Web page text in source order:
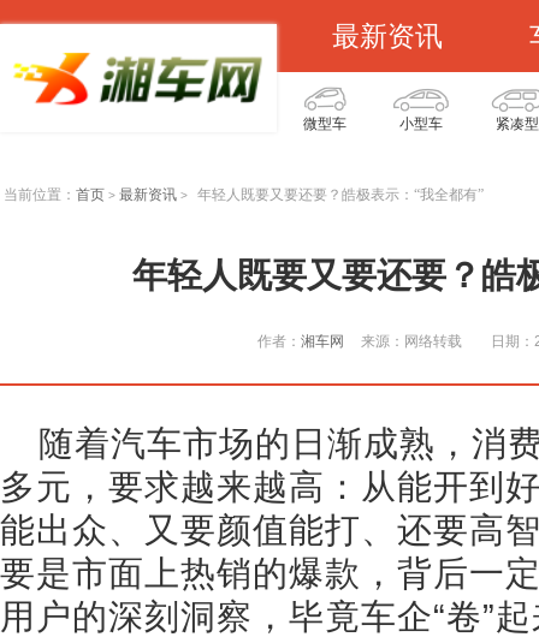
最新资讯
微型车 小型车 紧凑型
当前位置： 首页 > 最新资讯 > 年轻人既要又要还要？皓极表示：“我全都有”
年轻人既要又要还要？皓
作者： 湘车网 来源：网络转载 日期
随着汽车市场的日渐成熟，消
多元，要求越来越高：从能开到
能出众、又要颜值能打、还要
要是市面上热销的爆款，背后一
用户的深刻洞察，毕竟车企“卷”